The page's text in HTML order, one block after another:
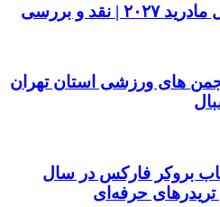
| نقد و بررسی
های ورزشی استان تهران
بروکر فارکس در سال